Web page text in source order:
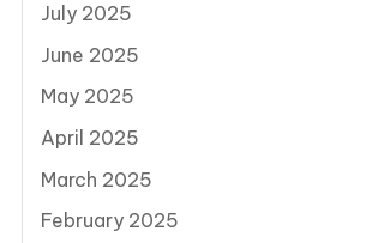
July 2025
June 2025
May 2025
April 2025
March 2025
February 2025